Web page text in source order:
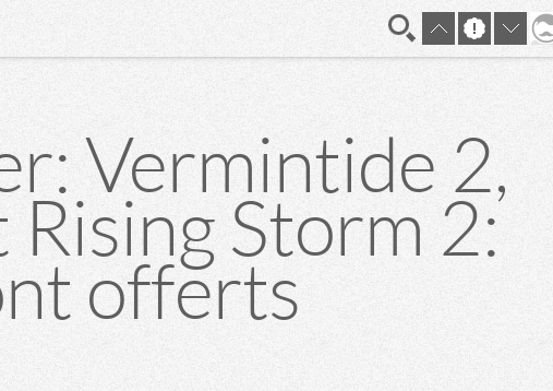
Vermintide 2,
Storm 2:
offerts
En direct